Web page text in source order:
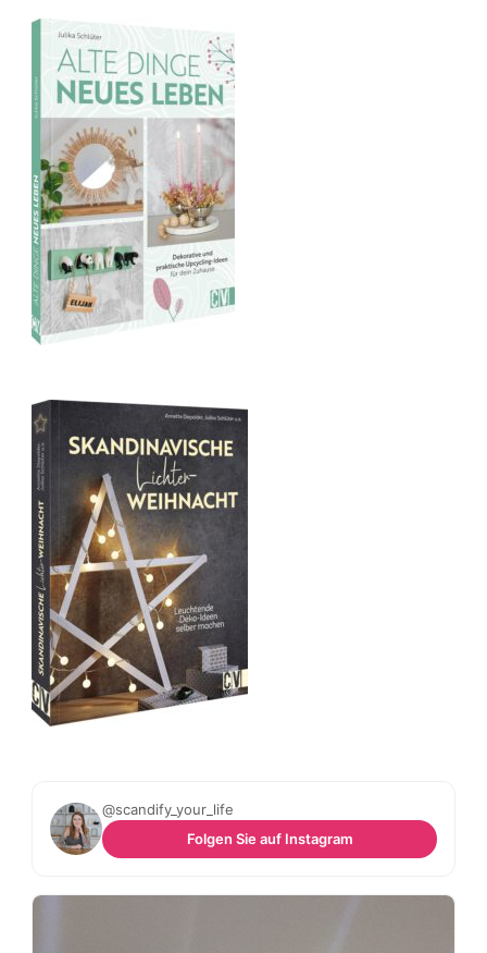
@scandify_your_life
Folgen Sie auf Instagram